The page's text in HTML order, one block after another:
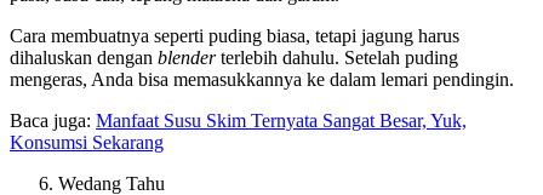
Cara membuatnya seperti puding biasa, tetapi jagung harus
dihaluskan dengan blenderterlebih dahulu. Setelah puding
mengeras, Anda bisa memasukkannya ke dalam lemari pendingin.
Baca juga: Manfaat Susu Skim Ternyata Sangat Besar, Yuk,
Konsumsi Sekarang
Wedang Tahu